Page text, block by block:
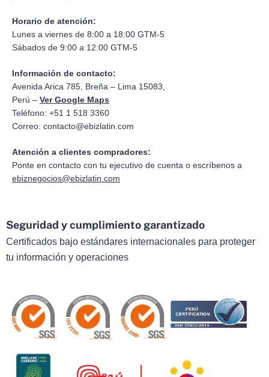
Horario de atención:
Lunes a viernes de 8:00 a 18:00 GTM-5
Sábados de 9:00 a 12:00 GTM-5
Información de contacto:
Avenida Arica 785, Breña – Lima 15083,
Perú – Ver Google Maps
Teléfono: +51 1 518 3360
Correo: contacto@ebizlatin.com
Atención a clientes compradores:
Ponte en contacto con tu ejecutivo de cuenta o escríbenos a
ebiznegocios@ebizlatin.com
Seguridad y cumplimiento garantizado
Certificados bajo estándares internacionales para proteger
tu información y operaciones